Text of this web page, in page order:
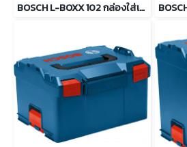
BOSCH L-BOXX 102 กล่องใส่เครื่องมือ